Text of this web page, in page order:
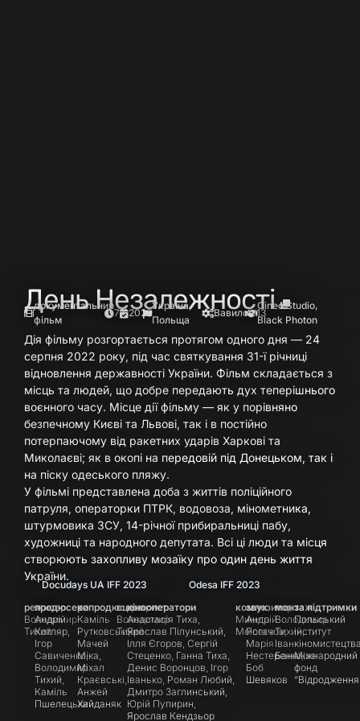
День Незалежності
документальний
фільм
77′2023
Україна,
Польща
Вавилон’13
Cineo Studio,
Black Photon
Дія фільму розгортається протягом одного дня — 24
серпня 2022 року, під час святкування 31-ї річниці
відновлення державності України. Фільм складається з
місць та людей, що добре передають дух теперішнього
воєнного часу. Місце дії фільму — як у порівняно
безпечному Києві та Львові, так і в постійно
потерпаючому від ракетних ударів Харкові та
Миколаєві; як в окопі на передовій під Донецьком, так і
на піску одеського пляжу.
У фільмі представлена доба з життів поліційного
патруля, операторки ПТРК, водовоза, мінометника,
штурмовика ЗСУ, 14-річної прибиральниці пабу,
художниці та народного депутата. Всі ці люди та місця
створюють захопливу мозаїку про один день життя
України.
Docudays UA IFF 2023
Odesa IFF 2023
режисер
Володимир
Тихий
продюсери
Андрій
Котляр,
Ігор
Савиченко,
Володимир
Тихий,
Каміль
Пшелецький
копродюсери
Каміль
Рутковські,
Мачей
Міка,
Міхал
Краєвські,
Анжей
Хайданяк
сценарист
Володимир
Тихий
кінооператори
Анастасія Тиха,
Ярослав Пілунський,
Ілля Єгоров, Сергій
Стеценко, Ганна Тиха,
Денис Воронцов, Ігор
Іванько, Роман Любий,
Дмитро Заглинський,
Юрій Пупирин,
Ярослав Кендзьор
композитор
Микита
Моісеєв
звук
Андрій
Рогачов,
Марія
Нестеренко,
Боб
Шевяков
монтаж
Володимир
Тихий,
Іван
Банніков
за підтримки
Польський
інститут
Міжнародний
фонд